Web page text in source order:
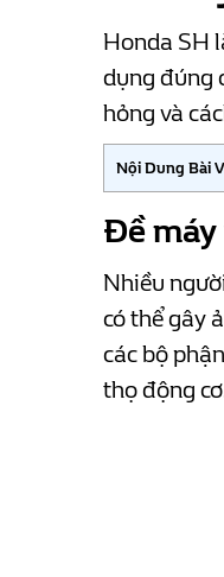
Honda SH
dụng đúng
hỏng và
Nội Dung Bài
Đề máy
Nhiều
có thể gây
các bộ
thọ động